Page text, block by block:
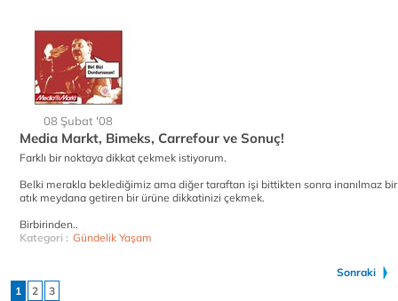
08 Şubat '08
Media Markt, Bimeks, Carrefour ve Sonuç!
Farklı bir noktaya dikkat çekmek istiyorum.
Belki merakla beklediğimiz ama diğer taraftan işi bittikten sonra inanılmaz bir
atık meydana getiren bir ürüne dikkatinizi çekmek.
Birbirinden..
Kategori : Gündelik Yaşam
Sonraki
1
2 3